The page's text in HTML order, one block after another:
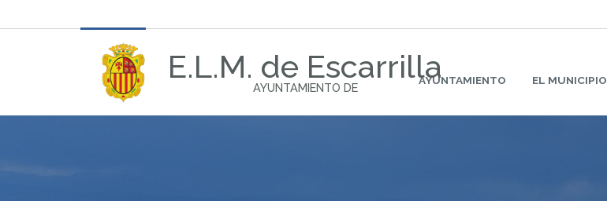
E.L.M. de Escarrilla
AYUNTAMIENTO DE
AYUNTAMIENTO EL MUNICIPIO